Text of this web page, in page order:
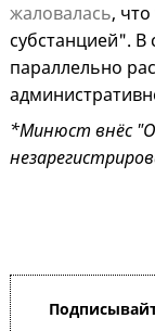
жаловалась,
субстанцией". В
параллельно
*Минюст внёс